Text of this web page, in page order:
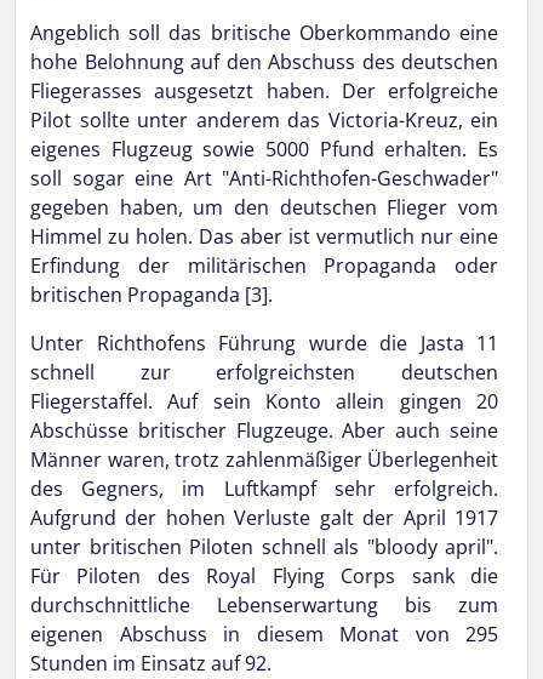
Angeblich soll das britische Oberkommando eine
hohe Belohnung auf den Abschuss des deutschen
Fliegerasses ausgesetzt haben. Der erfolgreiche
Pilot sollte unter anderem das Victoria-Kreuz, ein
eigenes Flugzeug sowie 5000 Pfund erhalten. Es
soll sogar eine Art "Anti-Richthofen-Geschwader"
gegeben haben, um den deutschen Flieger vom
Himmel zu holen. Das aber ist vermutlich nur eine
Erfindung der militärischen Propaganda oder
britischen Propaganda [3].
Unter Richthofens Führung wurde die Jasta 11
schnell zur erfolgreichsten deutschen
Fliegerstaffel. Auf sein Konto allein gingen 20
Abschüsse britischer Flugzeuge. Aber auch seine
Männer waren, trotz zahlenmäßiger Überlegenheit
des Gegners, im Luftkampf sehr erfolgreich.
Aufgrund der hohen Verluste galt der April 1917
unter britischen Piloten schnell als "bloody april".
Für Piloten des Royal Flying Corps sank die
durchschnittliche Lebenserwartung bis zum
eigenen Abschuss in diesem Monat von 295
Stunden im Einsatz auf 92.